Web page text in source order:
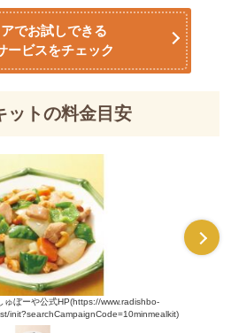
でお試しできる
ービスをチェック
ットの料金目安
ゅぼーや公式HP(https://www.radishbo-
init?searchCampaignCode=10minmealkit)